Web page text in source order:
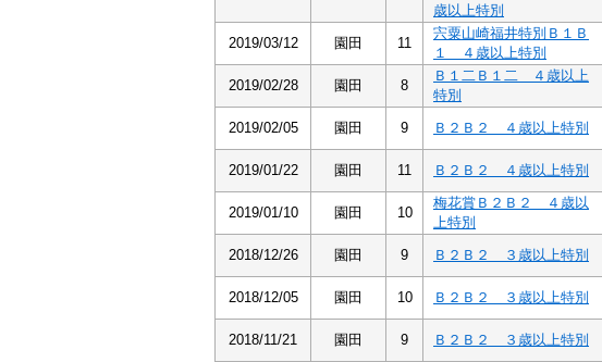
歳以上特別
2019/03/12 園田 11
宍粟山崎福井特別Ｂ１Ｂ
１ ４歳以上特別
2019/02/28 園田 8
Ｂ１二Ｂ１二 ４歳以上
特別
2019/02/05 園田 9 Ｂ２Ｂ２ ４歳以上特別
2019/01/22 園田 11 Ｂ２Ｂ２ ４歳以上特別
2019/01/10 園田 10
梅花賞Ｂ２Ｂ２ ４歳以
上特別
2018/12/26 園田 9 Ｂ２Ｂ２ ３歳以上特別
2018/12/05 園田 10 Ｂ２Ｂ２ ３歳以上特別
2018/11/21 園田 9 Ｂ２Ｂ２ ３歳以上特別